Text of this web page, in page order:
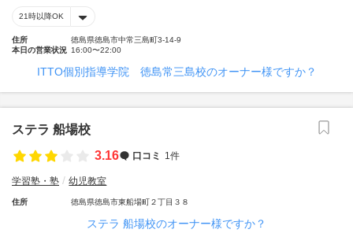
21時以降OK
住所
徳島県徳島市中常三島町3-14-9
本日の営業状況 16:00〜22:00
ITTO個別指導学院 徳島常三島校のオーナー様ですか？
ステラ 船場校
3.16
口コミ 1件
学習塾・塾 幼児教室
住所 徳島県徳島市東船場町２丁目３８
ステラ 船場校のオーナー様ですか？